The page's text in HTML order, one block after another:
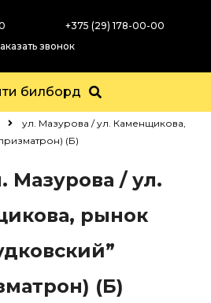
+375 (29) 178-00-00
звонок
билборд
ул. Мазурова / ул. Каменщикова,
(Б)
Мазурова / ул.
рынок
(Б)